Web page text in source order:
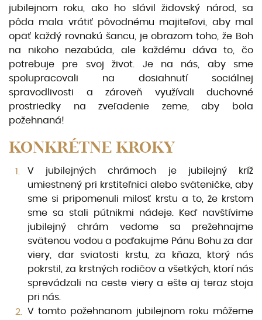
jubilejnom roku, ako ho slávil židovský národ, sa
pôda mala vrátiť pôvodnému majiteľovi, aby mal
opäť každý rovnakú šancu, je obrazom toho, že Boh
na nikoho nezabúda, ale každému dáva to, čo
potrebuje pre svoj život. Je na nás, aby sme
spolupra­covali na dosiahnutí sociálnej
spravodlivosti a zároveň využívali duchovné
prostriedky na zveľadenie zeme, aby bola
požehnaná!
KONKRÉTNE KROKY
V jubilejných chrámoch je jubilejný kríž
umiestnený pri krstiteľnici alebo sväteničke, aby
sme si pripomenuli milosť krstu a to, že krstom
sme sa stali pútnikmi nádeje. Keď navštívime
jubilejný chrám vedome sa prežehnajme
svätenou vodou a poďakujme Pánu Bohu za dar
viery, dar sviatosti krstu, za kňaza, ktorý nás
pokrstil, za krstných rodičov a všetkých, ktorí nás
sprevádzali na ceste viery a ešte aj teraz stoja
pri nás.
V tomto požehnanom jubilejnom roku môžeme